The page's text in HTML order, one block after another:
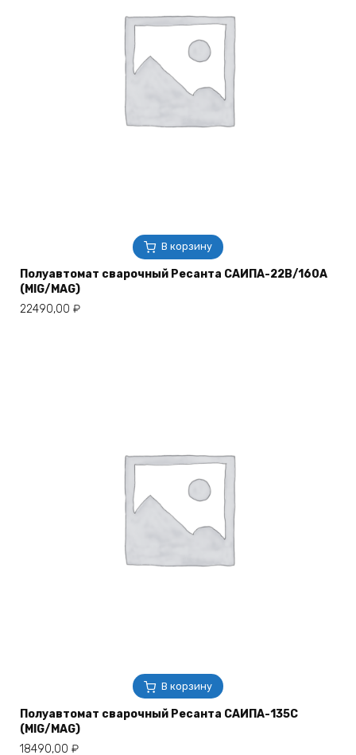
В корзину
Полуавтомат сварочный Ресанта САИПА-22В/160А
(MIG/MAG)
22490,00 ₽
В корзину
Полуавтомат сварочный Ресанта САИПА-135С
(MIG/MAG)
18490,00 ₽